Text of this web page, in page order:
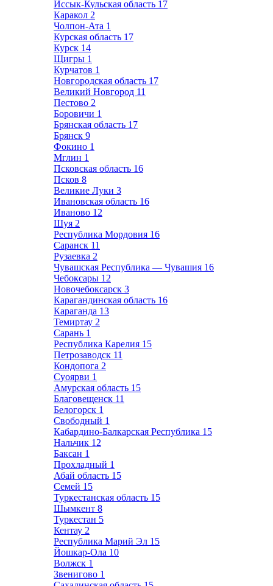
Иссык-Кульская область 17
Каракол 2
Чолпон-Ата 1
Курская область 17
Курск 14
Щигры 1
Курчатов 1
Новгородская область 17
Великий Новгород 11
Пестово 2
Боровичи 1
Брянская область 17
Брянск 9
Фокино 1
Мглин 1
Псковская область 16
Псков 8
Великие Луки 3
Ивановская область 16
Иваново 12
Шуя 2
Республика Мордовия 16
Саранск 11
Рузаевка 2
Чувашская Республика — Чувашия 16
Чебоксары 12
Новочебоксарск 3
Карагандинская область 16
Караганда 13
Темиртау 2
Сарань 1
Республика Карелия 15
Петрозаводск 11
Кондопога 2
Суоярви 1
Амурская область 15
Благовещенск 11
Белогорск 1
Свободный 1
Кабардино-Балкарская Республика 15
Нальчик 12
Баксан 1
Прохладный 1
Абай область 15
Семей 15
Туркестанская область 15
Шымкент 8
Туркестан 5
Кентау 2
Республика Марий Эл 15
Йошкар-Ола 10
Волжск 1
Звенигово 1